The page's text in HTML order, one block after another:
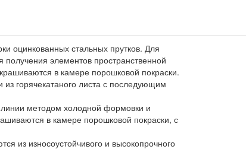
оцинкованных стальных прутков. Для
элементов пространственной
в камере порошковой покраски.
горячекатаного листа с последующим
линии методом холодной формовки и
в камере порошковой покраски, с
из износоустойчивого и высокопрочного